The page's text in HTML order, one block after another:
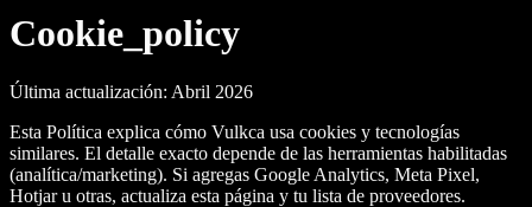
Cookie_policy
Última actualización: Abril 2026
Esta Política explica cómo Vulkca usa cookies y tecnologías
similares. El detalle exacto depende de las herramientas habilitadas
(analítica/marketing). Si agregas Google Analytics, Meta Pixel,
Hotjar u otras, actualiza esta página y tu lista de proveedores.